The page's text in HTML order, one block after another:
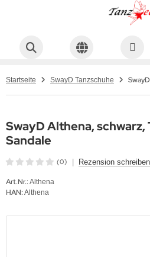
Startseite SwayD Tanzschuhe
SwayD Althena, schwarz,
Sandale
(0) Rezension schreiben
Art.Nr.: Althena
HAN: Althena